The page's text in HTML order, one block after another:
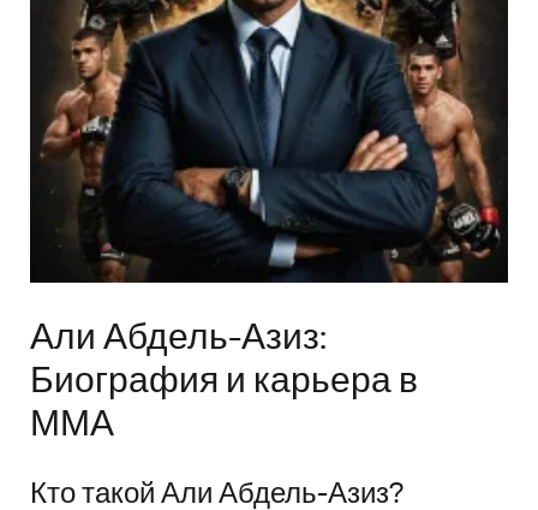
Али Абдель-Азиз:
Биография и карьера в
ММА
Кто такой Али Абдель-Азиз?